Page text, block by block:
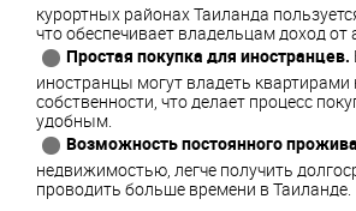
курортных районах Таиланда
что обеспечивает владельцам доход от
Простая покупка для иностранцев.
иностранцы могут владеть квартирами
собственности, что делает процесс
удобным.
Возможность постоянного
недвижимостью, легче получить
проводить больше времени в Таиланде.